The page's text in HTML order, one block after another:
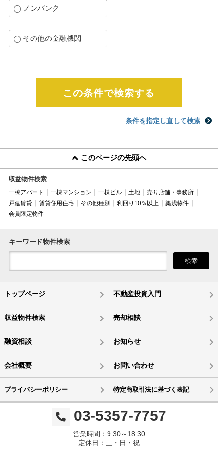
ノンバンク
その他の金融機関
条件を指定し直して検索
このページの先頭へ
収益物件検索
一棟アパート 一棟マンション 一棟ビル 土地
売り店舗・事務所
戸建賃貸
賃貸併用住宅 その他種別 利回り10％以上
築浅物件
会員限定物件
キーワード物件検索
検索
トップページ 不動産投資入門
収益物件検索 売却相談
融資相談 お知らせ
会社概要 お問い合わせ
プライバシーポリシー 特定商取引法に基づく表記
03-5357-7757
営業時間：9:30～18:30
定休日：土・日・祝